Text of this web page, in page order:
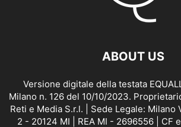
ABOUT US
Versione digitale della testata
Milano n. 126 del 10/10/2023.
Reti e Media S.r.l. | Sede Legale: Milano
2 - 20124 MI | REA MI - 2696556 | CF